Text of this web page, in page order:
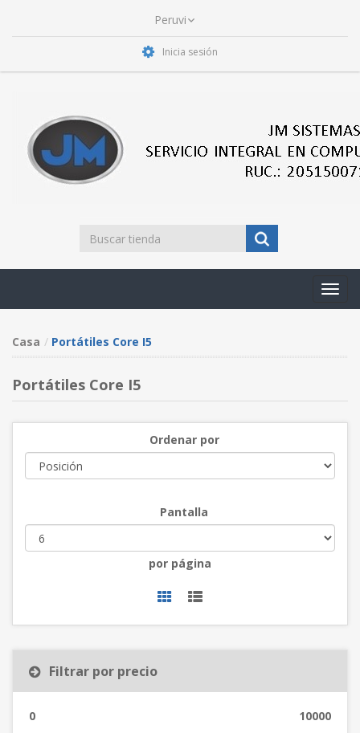
Inicia sesión
Casa Portátiles Core I5
Portátiles Core I5
Ordenar por
Pantalla
por página
Filtrar por precio
0 10000